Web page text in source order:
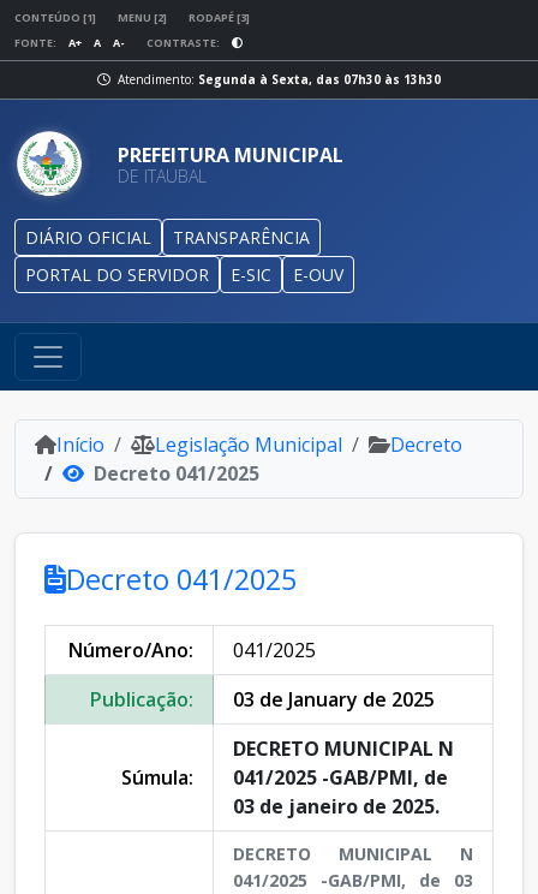
CONTEÚDO [1] MENU [2]
RODAPÉ [3]
FONTE:
A+ A A- CONTRASTE:
Atendimento: Segunda à Sexta, das 07h30 às 13h30
PREFEITURA MUNICIPAL
DE ITAUBAL
DIÁRIO OFICIAL
TRANSPARÊNCIA
PORTAL DO SERVIDOR
E-SIC E-OUV
Início Legislação Municipal
Decreto
Decreto 041/2025
Decreto 041/2025
Número/Ano:
041/2025
Publicação:
03 de January de 2025
Súmula:
DECRETO MUNICIPAL N
041/2025 -GAB/PMI, de
03 de janeiro de 2025.
DECRETO MUNICIPAL N
041/2025 -GAB/PMI, de 03